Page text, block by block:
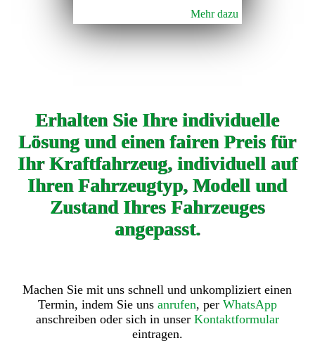
Mehr dazu
Erhalten Sie Ihre individuelle
Lösung und einen fairen Preis für
Ihr Kraftfahrzeug, individuell auf
Ihren Fahrzeugtyp, Modell und
Zustand Ihres Fahrzeuges
angepasst.
Machen Sie mit uns schnell und unkompliziert einen
Termin, indem Sie uns anrufen, per WhatsApp
anschreiben oder sich in unser Kontaktformular
eintragen.